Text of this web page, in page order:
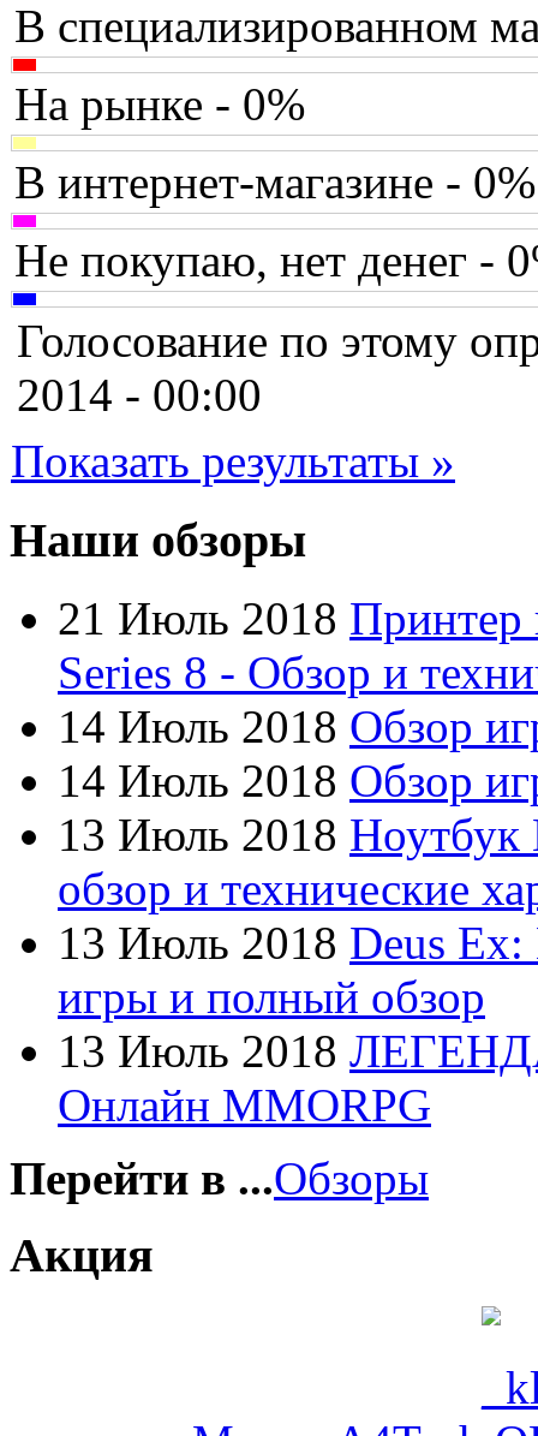
Brain
Brava
Canyon
Cbr
Chicony
Codegen
Cooler master
Cube
Cyborg
Datex
Dell(49)
Dex
Everest
Firtech
Flyper
Foxconn
Fujitsu(21)
G-cube
Gelezka
Gembird
Gemix
Gigabyte
В специализированном
На рынке - 0%
В интернет-магазине - 0%
Не покупаю, нет денег -
Голосование по этому
2014 - 00:00
Показать результаты »
Наши обзоры
21 Июль 2018 Принтер
Series 8 - Обзор и
14 Июль 2018 Обзор
14 Июль 2018 Обзор
13 Июль 2018 Ноутбук
обзор и технические
13 Июль 2018 Deus
игры и полный обзор
13 Июль 2018
Онлайн MMORPG
Перейти в ...Обзоры
Акция